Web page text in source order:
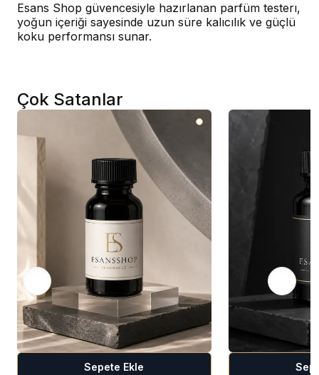
Esans Shop güvencesiyle hazırlanan parfüm testerı,
yoğun içeriği sayesinde uzun süre kalıcılık ve güçlü
koku performansı sunar.
Çok Satanlar
Sepete Ekle